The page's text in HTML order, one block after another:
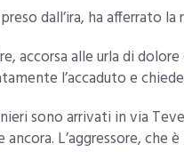
dall’ira, ha afferrato
accorsa alle urla di
l’accaduto e
sono arrivati in via
ancora. L’aggressore,